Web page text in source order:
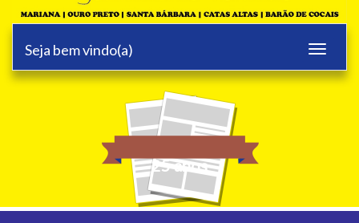
Toggle
Seja bem vindo(a)
25 anos